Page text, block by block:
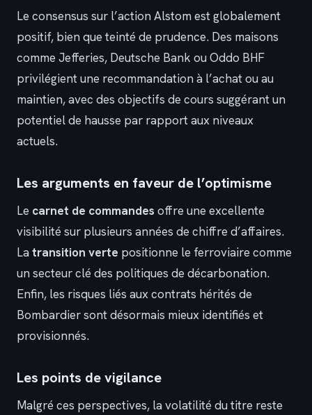
Le consensus sur l’action Alstom est globalement
positif, bien que teinté de prudence. Des maisons
comme Jefferies, Deutsche Bank ou Oddo BHF
privilégient une recommandation à l’achat ou au
maintien, avec des objectifs de cours suggérant un
potentiel de hausse par rapport aux niveaux
actuels.
Les arguments en faveur de l’optimisme
Le carnet de commandes offre une excellente
visibilité sur plusieurs années de chiffre d’affaires.
Latransition verte positionne le ferroviaire comme
un secteur clé des politiques de décarbonation.
Enfin, les risques liés aux contrats hérités de
Bombardier sont désormais mieux identifiés et
provisionnés.
Les points de vigilance
Malgré ces perspectives, la volatilité du titre reste